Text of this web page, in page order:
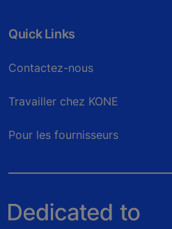
Quick Links
Contactez-nous
Travailler chez KONE
Pour les fournisseurs